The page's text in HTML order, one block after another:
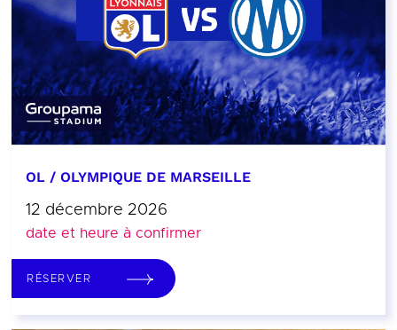
OL / OLYMPIQUE DE MARSEILLE
12 décembre 2026
date et heure à confirmer
RÉSERVER